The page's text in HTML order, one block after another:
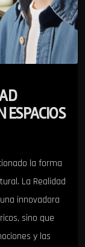
la forma
La Realidad
innovadora
sino que
y las